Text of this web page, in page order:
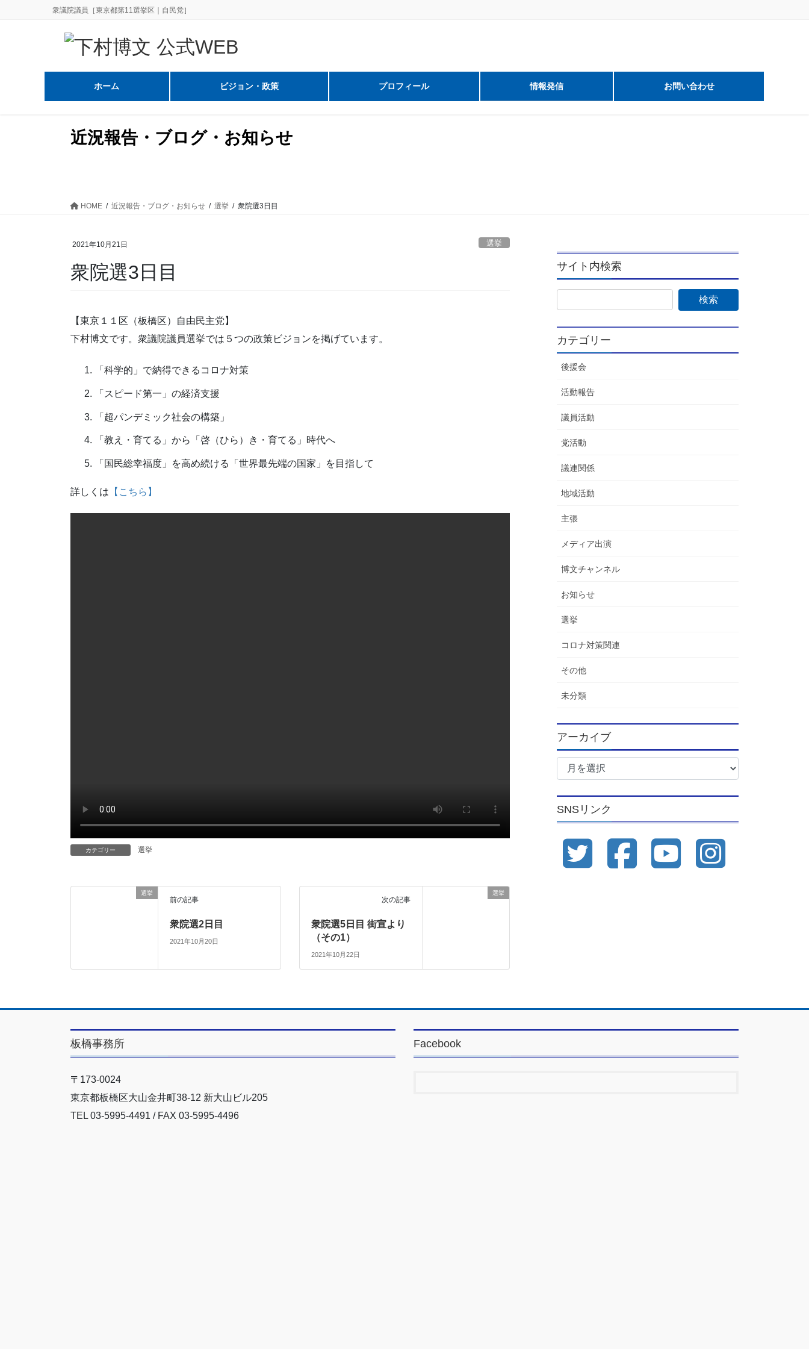
衆議院議員［東京都第11選挙区｜自民党］
ホーム ビジョン・政策 プロフィール 情報発信 お問い合わせ
近況報告・ブログ・お知らせ
HOME 近況報告・ブログ・お知らせ 選挙 衆院選3日目
2021年10月21日 選挙
衆院選3日目
【東京１１区（板橋区）自由民主党】
下村博文です。衆議院議員選挙では５つの政策ビジョンを掲げています。
「科学的」で納得できるコロナ対策
「スピード第一」の経済支援
「超パンデミック社会の構築」
「教え・育てる」から「啓（ひら）き・育てる」時代へ
「国民総幸福度」を高め続ける「世界最先端の国家」を目指して
詳しくは 【こちら】
カテゴリー 選挙
選挙
前の記事
衆院選2日目
2021年10月20日
選挙
次の記事
衆院選5日目 街宣より
（その1）
2021年10月22日
サイト内検索
カテゴリー
後援会
活動報告
議員活動
党活動
議連関係
地域活動
主張
メディア出演
博文チャンネル
お知らせ
選挙
コロナ対策関連
その他
未分類
アーカイブ
ア
ブ
SNSリンク
板橋事務所
〒173-0024
東京都板橋区大山金井町38-12 新大山ビル205
TEL 03-5995-4491 / FAX 03-5995-4496
Facebook